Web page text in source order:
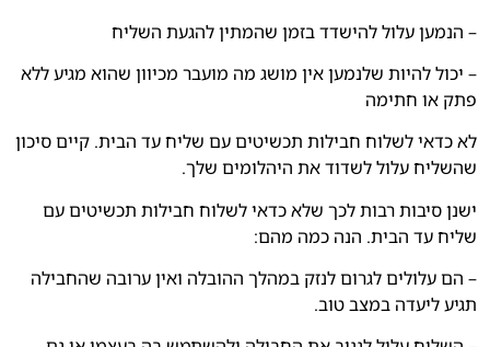
– הנמען עלול להישדד בזמן שהמתין להגעת השליח
– יכול להיות שלנמען אין מושג מה מועבר מכיוון שהוא מגיע ללא
פתק או חתימה
לא כדאי לשלוח חבילות תכשיטים עם שליח עד הבית. קיים סיכון
שהשליח עלול לשדוד את היהלומים שלך.
ישנן סיבות רבות לכך שלא כדאי לשלוח חבילות תכשיטים עם
שליח עד הבית. הנה כמה מהם:
– הם עלולים לגרום לנזק במהלך ההובלה ואין ערובה שהחבילה
תגיע ליעדה במצב טוב.